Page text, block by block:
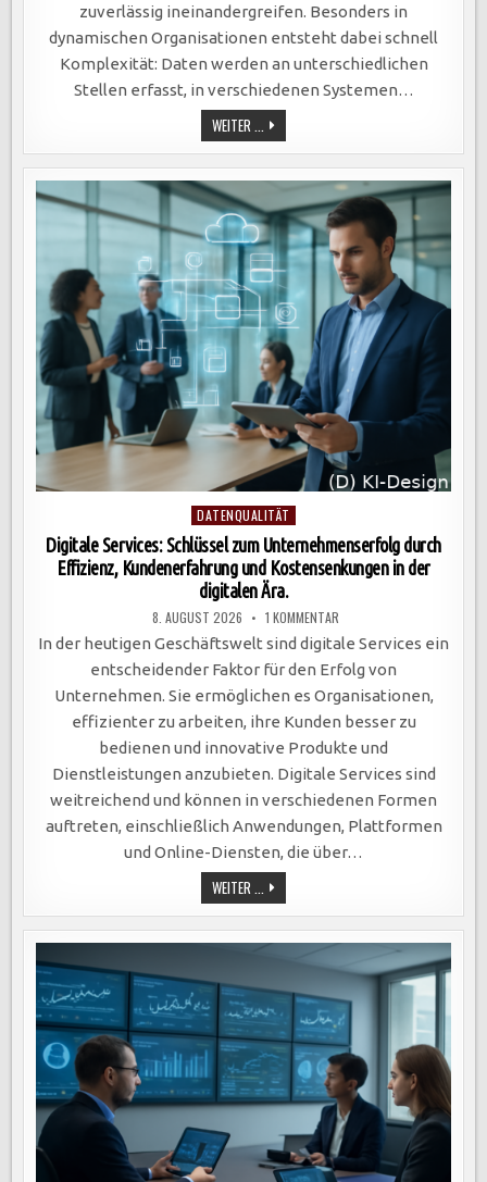
zuverlässig ineinandergreifen. Besonders in
dynamischen Organisationen entsteht dabei schnell
Komplexität: Daten werden an unterschiedlichen
Stellen erfasst, in verschiedenen Systemen…
WEITER ... DATEN-
COMPLIANCE
–
SO
GELINGT
UMSETZUNG
MIT
LOW-
CODE-
PLATTFORMEN
Posted
in
DATENQUALITÄT
Digitale Services: Schlüssel zum Unternehmenserfolg durch
Effizienz, Kundenerfahrung und Kostensenkungen in der
digitalen Ära.
8. AUGUST 2026 1 KOMMENTARZU
DIGITALE
SERVICES:
SCHLÜSSEL
ZUM
UNTERNEHMENSERFOLG
DURCH
EFFIZIENZ,
KUNDENERFAHRUNG
UND
KOSTENSENKUNGEN
IN
DER
DIGITALEN
ÄRA.
In der heutigen Geschäftswelt sind digitale Services ein
entscheidender Faktor für den Erfolg von
Unternehmen. Sie ermöglichen es Organisationen,
effizienter zu arbeiten, ihre Kunden besser zu
bedienen und innovative Produkte und
Dienstleistungen anzubieten. Digitale Services sind
weitreichend und können in verschiedenen Formen
auftreten, einschließlich Anwendungen, Plattformen
und Online-Diensten, die über…
WEITER ... DIGITALE
SERVICES:
SCHLÜSSEL
ZUM
UNTERNEHMENSERFOLG
KUNDENERFAHRUNG
UND
KOSTENSENKUNGEN
IN
DER
DIGITALEN
ÄRA.